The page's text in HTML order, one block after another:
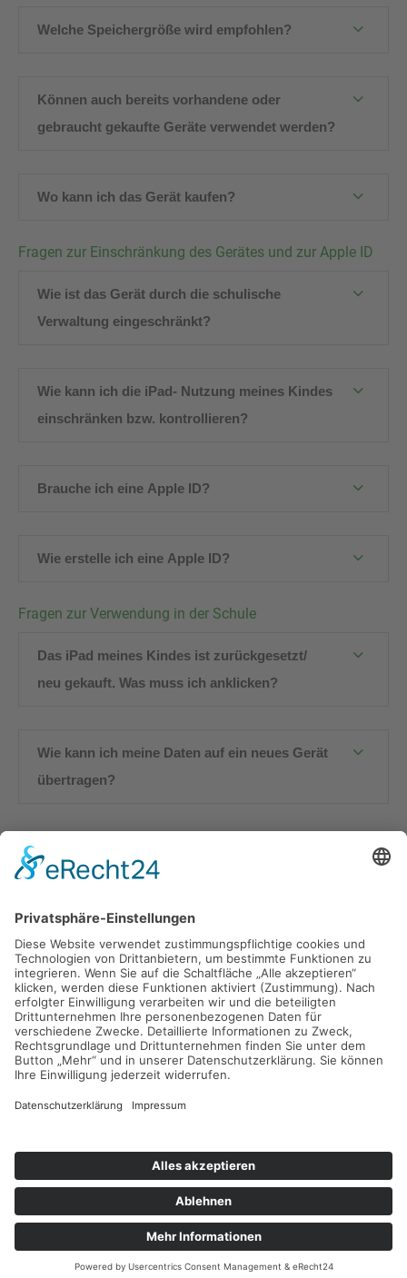
Welche Speichergröße wird empfohlen?
Können auch bereits vorhandene oder
gebraucht gekaufte Geräte verwendet werden?
Wo kann ich das Gerät kaufen?
Fragen zur Einschränkung des Gerätes und zur Apple ID
Wie ist das Gerät durch die schulische
Verwaltung eingeschränkt?
Wie kann ich die iPad- Nutzung meines Kindes
einschränken bzw. kontrollieren?
Brauche ich eine Apple ID?
Wie erstelle ich eine Apple ID?
Fragen zur Verwendung in der Schule
Das iPad meines Kindes ist zurückgesetzt/
neu gekauft. Was muss ich anklicken?
Wie kann ich meine Daten auf ein neues Gerät
übertragen?
Grund- und Mittelschule Kirchseeon
Münchner Str. 19
85614 Kirchseeon
Tel 08091 53900-0
Fax 08091 53900-29
Mailsekretariat@gmskirchseeon.de
Impressum
Datenschutzerklärung